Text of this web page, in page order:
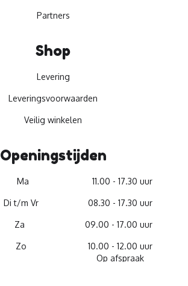
Partners
Shop
Levering
Leveringsvoorwaarden
Veilig winkelen
Openingstijden
Ma 11.00 - 17.30 uur
Di t/m Vr 08.30 - 17.30 uur
Za 09.00 - 17.00 uur
Zo
10.00 - 12.00 uur
Op afspraak